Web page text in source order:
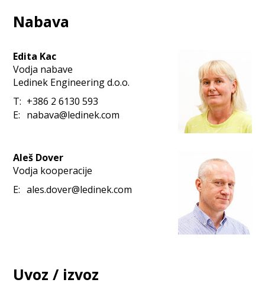
Nabava
Edita Kac
Vodja nabave
Ledinek Engineering d.o.o.
T: +386 2 6130 593
E: nabava@ledinek.com
Aleš Dover
Vodja kooperacije
E: ales.dover@ledinek.com
Uvoz / izvoz